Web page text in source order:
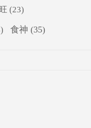
(23)
食神 (35)